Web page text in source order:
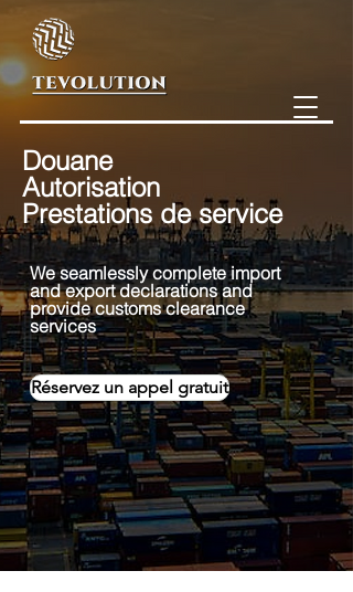
Douane
Autorisation
Prestations de service
We seamlessly complete import
and export declarations and
provide customs clearance
services
Réservez un appel gratuit